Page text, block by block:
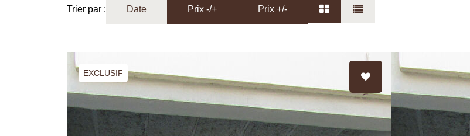
Trier par : Date Prix -/+ Prix +/-
EXCLUSIF